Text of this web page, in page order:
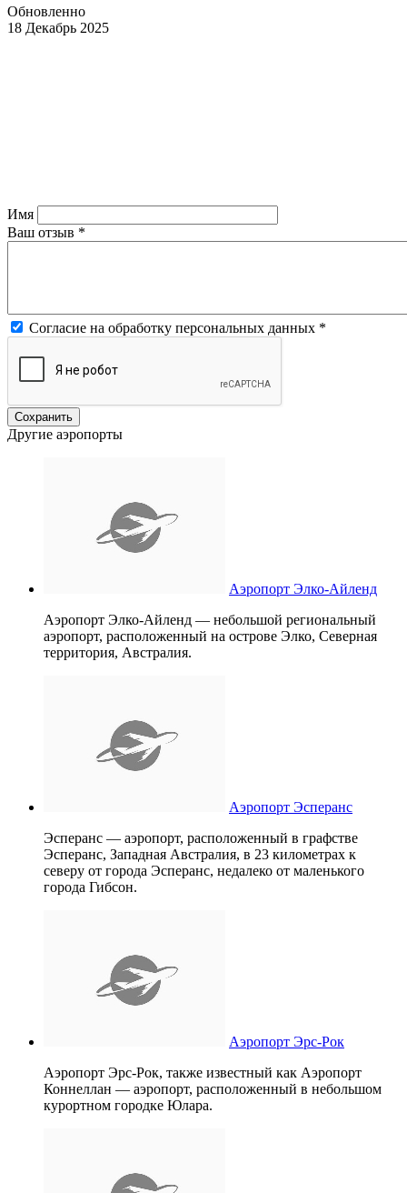
Обновленно
18 Декабрь 2025
Имя
Ваш отзыв *
Согласие на обработку персональных данных *
Другие аэропорты
Аэропорт Элко-Айленд
Аэропорт Элко-Айленд — небольшой региональный
аэропорт, расположенный на острове Элко, Северная
территория, Австралия.
Аэропорт Эсперанс
Эсперанс — аэропорт, расположенный в графстве
Эсперанс, Западная Австралия, в 23 километрах к
северу от города Эсперанс, недалеко от маленького
города Гибсон.
Аэропорт Эрс-Рок
Аэропорт Эрс-Рок, также известный как Аэропорт
Коннеллан — аэропорт, расположенный в небольшом
курортном городке Юлара.